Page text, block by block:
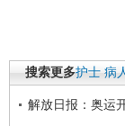
搜索更多护士 病
解放日报：奥运